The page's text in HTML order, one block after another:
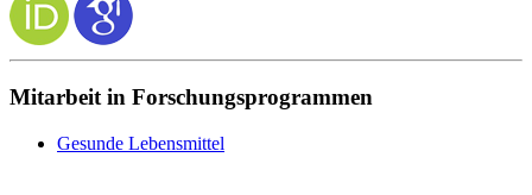
Mitarbeit in Forschungsprogrammen
Gesunde Lebensmittel